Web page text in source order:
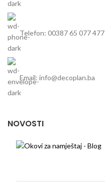
Telefon: 00387 65 077 477
Email: info@decoplan.ba
NOVOSTI